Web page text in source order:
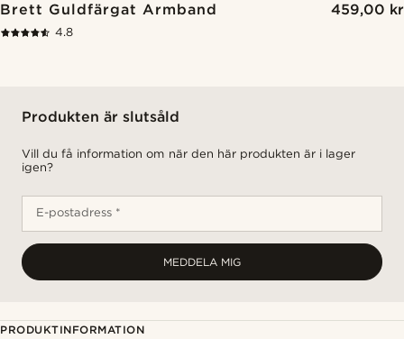
Brett Guldfärgat Armband 459,00 kr
4.8
Produkten är slutsåld
Vill du få information om när den här produkten är i lager
igen?
E-postadress *
MEDDELA MIG
PRODUKTINFORMATION